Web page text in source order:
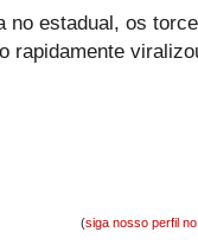
no estadual, os
rapidamente
(siga nosso perfil